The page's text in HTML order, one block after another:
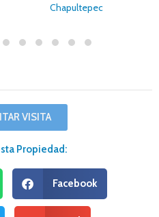
Chapultepec
VISITA
Propiedad:
Facebook